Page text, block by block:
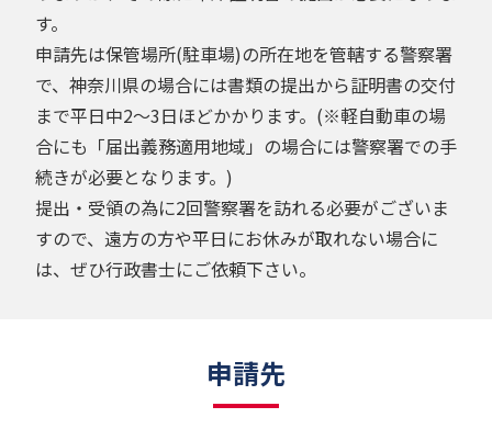
す。
申請先は保管場所(駐車場)の所在地を管轄する警察署
で、神奈川県の場合には書類の提出から証明書の交付
まで平日中2～3日ほどかかります。(※軽自動車の場
合にも「届出義務適用地域」の場合には警察署での手
続きが必要となります。)
提出・受領の為に2回警察署を訪れる必要がございま
すので、遠方の方や平日にお休みが取れない場合に
は、ぜひ行政書士にご依頼下さい。
申請先